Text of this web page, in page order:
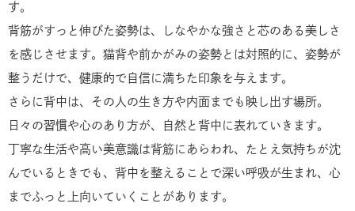
す。
背筋がすっと伸びた姿勢は、しなやかな強さと芯のある美しさ
を感じさせます。猫背や前かがみの姿勢とは対照的に、姿勢が
整うだけで、健康的で自信に満ちた印象を与えます。
さらに背中は、その人の生き方や内面までも映し出す場所。
日々の習慣や心のあり方が、自然と背中に表れていきます。
丁寧な生活や高い美意識は背筋にあらわれ、たとえ気持ちが沈
んでいるときでも、背中を整えることで深い呼吸が生まれ、心
までふっと上向いていくことがあります。